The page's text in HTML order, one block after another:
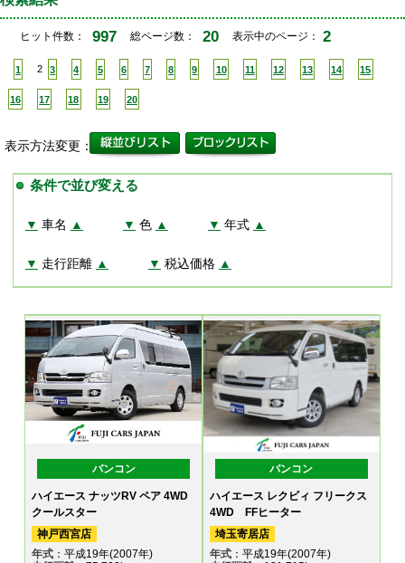
ヒット件数： 997 総ページ数： 20 表示中のページ： 2
1 2 3 4 5 6 7 8 9 10 11 12 13 14 15
16 17 18 19 20
表示方法変更：
条件で並び変える
▼ 車名 ▲ ▼ 色 ▲ ▼ 年式 ▲
▼ 走行距離 ▲ ▼ 税込価格 ▲
バンコン
ハイエース ナッツRV ペア 4WD
クールスター
神戸西宮店
年式 ：平成19年(2007年)
バンコン
ハイエース レクビィ フリークス
4WD FFヒーター
埼玉寄居店
年式：平成19年(2007年)